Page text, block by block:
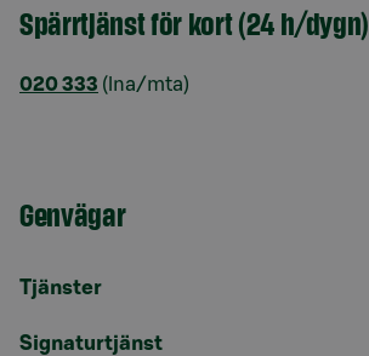
Spärrtjänst för kort (24 h/dygn)
020 333 (lna/mta)
Genvägar
Tjänster
Signaturtjänst